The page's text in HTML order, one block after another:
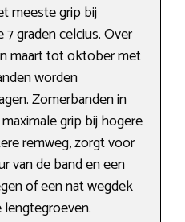
meeste grip bij
graden celcius. Over
maart tot oktober met
worden
Zomerbanden in
grip bij hogere
remweg, zorgt voor
van de band en een
of een nat wegdek